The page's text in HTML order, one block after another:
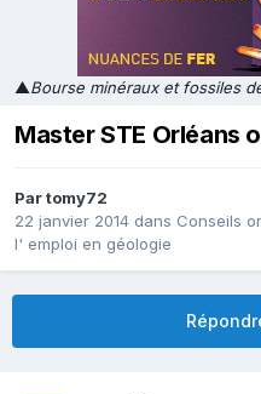
▲Bourse minéraux et fossiles
Master STE Orléans
Partomy72
22 janvier 2014 dans Conseils
l' emploi en géologie